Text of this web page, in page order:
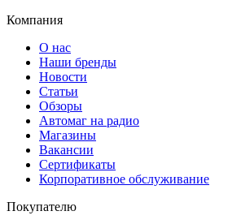
Компания
О нас
Наши бренды
Новости
Статьи
Обзоры
Автомаг на радио
Магазины
Вакансии
Сертификаты
Корпоративное обслуживание
Покупателю